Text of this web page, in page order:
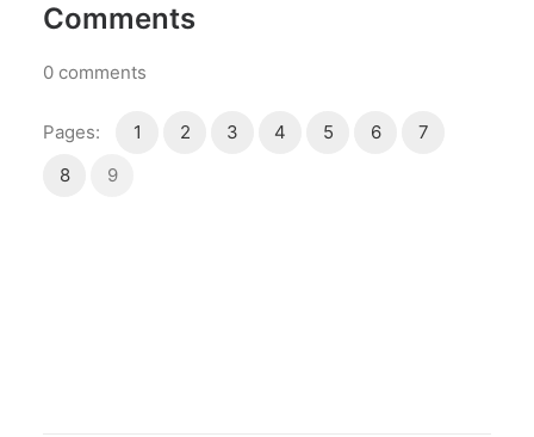
Comments
0 comments
Pages: 1 2 3 4 5 6
7
8
9